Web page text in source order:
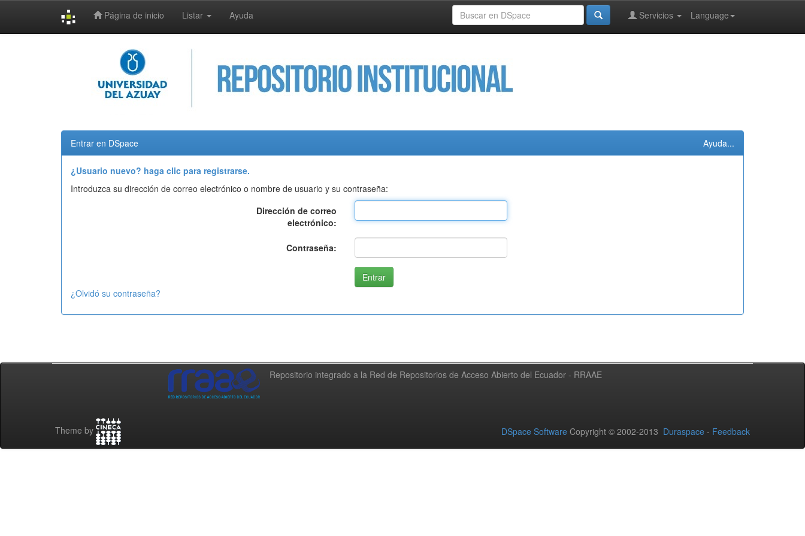
Página de inicio Listar Ayuda Language
Servicios
Entrar en DSpace Ayuda...
¿Usuario nuevo? haga clic para registrarse.
Introduzca su dirección de correo electrónico o nombre de usuario y su contraseña:
Dirección de correo
electrónico:
Contraseña:
¿Olvidó su contraseña?
Repositorio integrado a la Red de Repositorios de Acceso Abierto del Ecuador - RRAAE
Theme by DSpace Software Copyright © 2002-2013 Duraspace - Feedback